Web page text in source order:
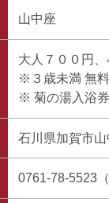
山中座
大人７００円
※３歳未満 無
※ 菊の湯入浴
石川県加賀市
0761-78-5523（